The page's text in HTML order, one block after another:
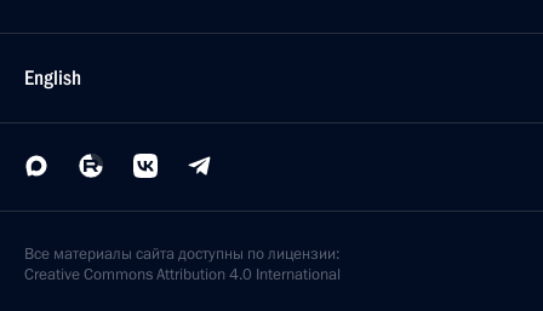
English
Все материалы сайта доступны по лицензии:
Creative Commons Attribution 4.0 International